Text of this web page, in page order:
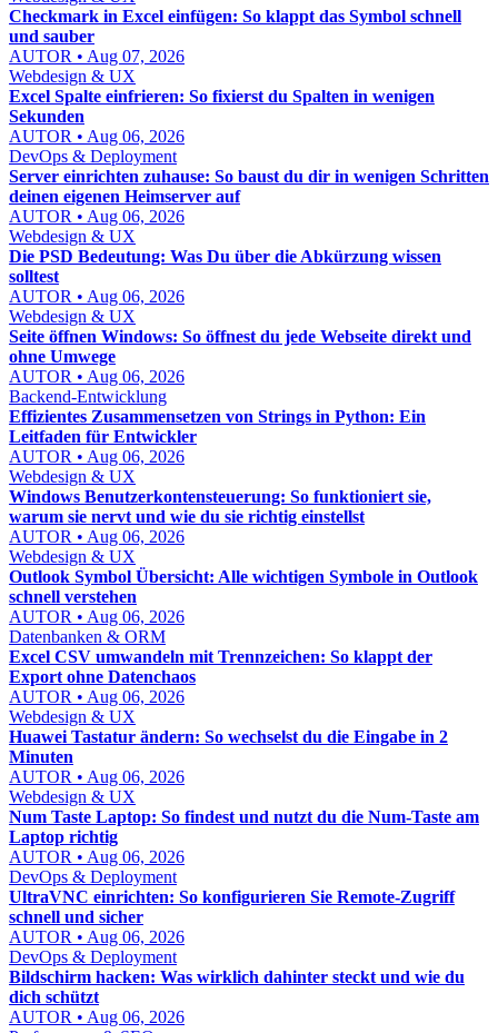
Checkmark in Excel einfügen: So klappt das Symbol schnell
und sauber
AUTOR • Aug 07, 2026
Webdesign & UX
Excel Spalte einfrieren: So fixierst du Spalten in wenigen
Sekunden
AUTOR • Aug 06, 2026
DevOps & Deployment
Server einrichten zuhause: So baust du dir in wenigen Schritten
deinen eigenen Heimserver auf
AUTOR • Aug 06, 2026
Webdesign & UX
Die PSD Bedeutung: Was Du über die Abkürzung wissen
solltest
AUTOR • Aug 06, 2026
Webdesign & UX
Seite öffnen Windows: So öffnest du jede Webseite direkt und
ohne Umwege
AUTOR • Aug 06, 2026
Backend-Entwicklung
Effizientes Zusammensetzen von Strings in Python: Ein
Leitfaden für Entwickler
AUTOR • Aug 06, 2026
Webdesign & UX
Windows Benutzerkontensteuerung: So funktioniert sie,
warum sie nervt und wie du sie richtig einstellst
AUTOR • Aug 06, 2026
Webdesign & UX
Outlook Symbol Übersicht: Alle wichtigen Symbole in Outlook
schnell verstehen
AUTOR • Aug 06, 2026
Datenbanken & ORM
Excel CSV umwandeln mit Trennzeichen: So klappt der
Export ohne Datenchaos
AUTOR • Aug 06, 2026
Webdesign & UX
Huawei Tastatur ändern: So wechselst du die Eingabe in 2
Minuten
AUTOR • Aug 06, 2026
Webdesign & UX
Num Taste Laptop: So findest und nutzt du die Num-Taste am
Laptop richtig
AUTOR • Aug 06, 2026
DevOps & Deployment
UltraVNC einrichten: So konfigurieren Sie Remote-Zugriff
schnell und sicher
AUTOR • Aug 06, 2026
DevOps & Deployment
Bildschirm hacken: Was wirklich dahinter steckt und wie du
dich schützt
AUTOR • Aug 06, 2026